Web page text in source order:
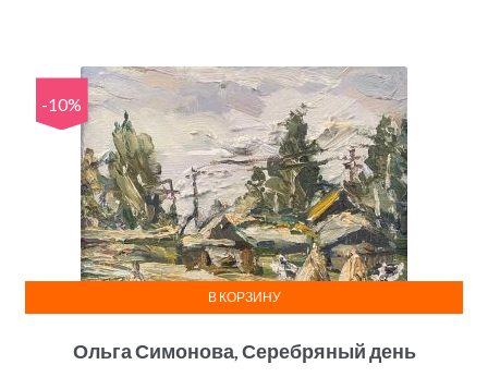
-10%
Ольга Симонова, Серебряный день
В КОРЗИНУ